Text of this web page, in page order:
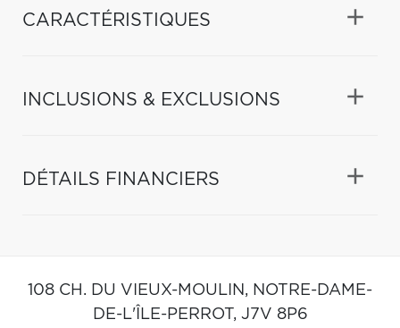
CARACTÉRISTIQUES
INCLUSIONS & EXCLUSIONS
DÉTAILS FINANCIERS
108 CH. DU VIEUX-MOULIN, NOTRE-DAME-
DE-L'ÎLE-PERROT, J7V 8P6